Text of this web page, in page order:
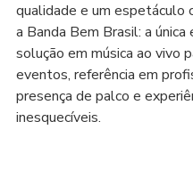
qualidade e um espetáculo
a Banda Bem Brasil: a
solução em música ao vivo
eventos, referência em
presença de palco e
inesquecíveis.